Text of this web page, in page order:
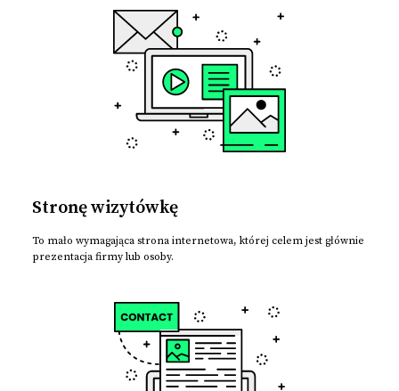
Stronę wizytówkę
To mało wymagająca strona internetowa, której celem jest głównie
prezentacja firmy lub osoby.